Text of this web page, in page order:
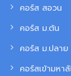
คอร์ส สอวน
คอร์ส ม.ต้น
คอร์ส ม.ปลาย
คอร์สเข้ามหา